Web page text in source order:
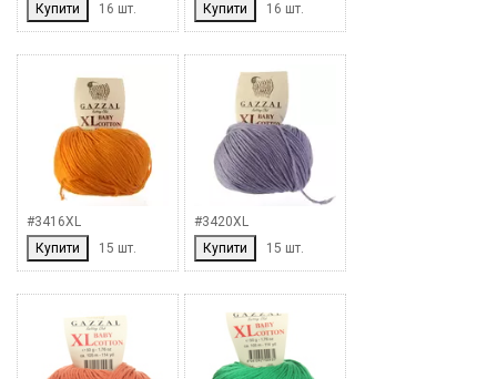
Купити
16 шт.
Купити
16 шт.
#3416XL
Купити
15 шт.
#3420XL
Купити
15 шт.